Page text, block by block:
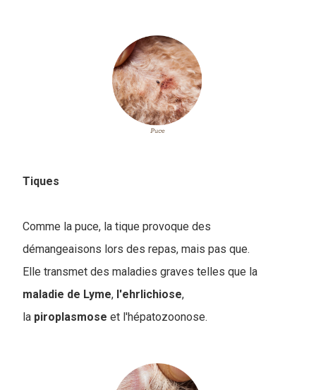
Tiques
Comme la puce, la tique provoque des
démangeaisons lors des repas, mais pas que.
Elle transmet des maladies graves telles que la
maladie de Lyme, l'ehrlichiose,
la piroplasmose et l'hépatozoonose.